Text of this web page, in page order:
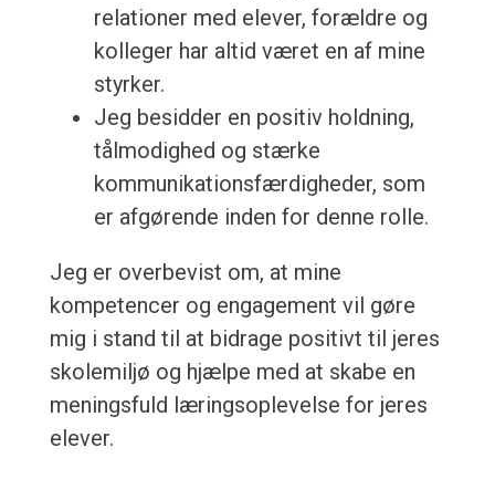
relationer med elever, forældre og
kolleger har altid været en af mine
styrker.
Jeg besidder en positiv holdning,
tålmodighed og stærke
kommunikationsfærdigheder, som
er afgørende inden for denne rolle.
Jeg er overbevist om, at mine
kompetencer og engagement vil gøre
mig i stand til at bidrage positivt til jeres
skolemiljø og hjælpe med at skabe en
meningsfuld læringsoplevelse for jeres
elever.